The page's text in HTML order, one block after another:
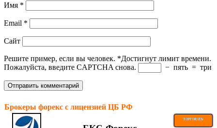
Имя *
Email *
Сайт
Решите пример, если вы человек. *Достигнут лимит времени.
Пожалуйста, введите CAPTCHA снова.
− пять = три
Брокеры форекс с лицензией ЦБ РФ
ТОРГОВАТЬ